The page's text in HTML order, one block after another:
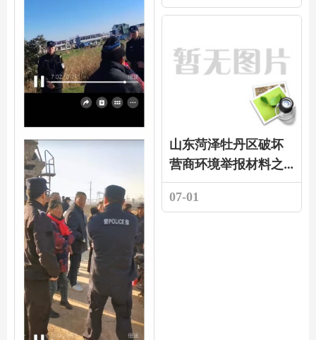
山东菏泽牡丹区破坏
营商环境举报材料之
二
07-01